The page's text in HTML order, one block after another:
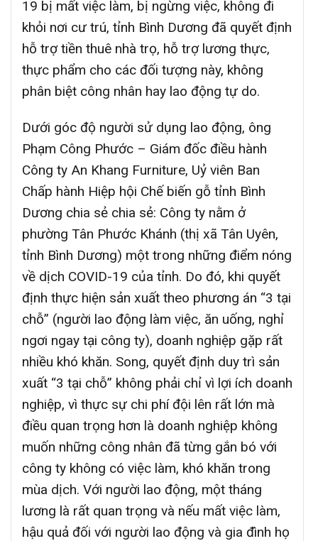
19 bị mất việc làm, bị ngừng việc, không đi
khỏi nơi cư trú, tỉnh Bình Dương đã quyết định
hỗ trợ tiền thuê nhà trọ, hỗ trợ lương thực,
thực phẩm cho các đối tượng này, không
phân biệt công nhân hay lao động tự do.
Dưới góc độ người sử dụng lao động, ông
Phạm Công Phước – Giám đốc điều hành
Công ty An Khang Furniture, Uỷ viên Ban
Chấp hành Hiệp hội Chế biến gỗ tỉnh Bình
Dương chia sẻ chia sẻ: Công ty nằm ở
phường Tân Phước Khánh (thị xã Tân Uyên,
tỉnh Bình Dương) một trong những điểm nóng
về dịch COVID-19 của tỉnh. Do đó, khi quyết
định thực hiện sản xuất theo phương án “3 tại
chỗ” (người lao động làm việc, ăn uống, nghỉ
ngơi ngay tại công ty), doanh nghiệp gặp rất
nhiều khó khăn. Song, quyết định duy trì sản
xuất “3 tại chỗ” không phải chỉ vì lợi ích doanh
nghiệp, vì thực sự chi phí đội lên rất lớn mà
điều quan trọng hơn là doanh nghiệp không
muốn những công nhân đã từng gắn bó với
công ty không có việc làm, khó khăn trong
mùa dịch. Với người lao động, một tháng
lương là rất quan trọng và nếu mất việc làm,
hậu quả đối với người lao động và gia đình họ